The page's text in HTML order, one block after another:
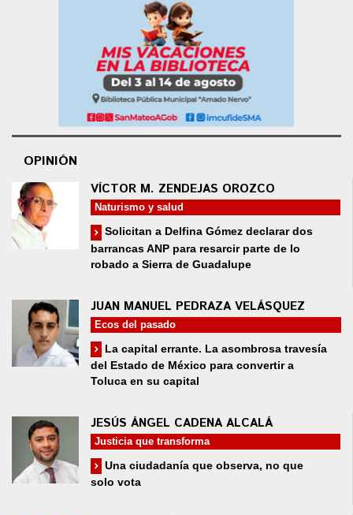
OPINIÓN
VÍCTOR M. ZENDEJAS OROZCO
Naturismo y salud
Solicitan a Delfina Gómez declarar dos
barrancas ANP para resarcir parte de lo
robado a Sierra de Guadalupe
JUAN MANUEL PEDRAZA VELÁSQUEZ
Ecos del pasado
La capital errante. La asombrosa travesía
del Estado de México para convertir a
Toluca en su capital
JESÚS ÁNGEL CADENA ALCALÁ
Justicia que transforma
Una ciudadanía que observa, no que
solo vota